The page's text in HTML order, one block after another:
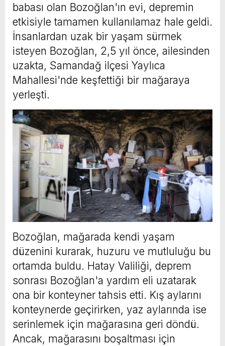
babası olan Bozoğlan'ın evi, depremin
etkisiyle tamamen kullanılamaz hale geldi.
İnsanlardan uzak bir yaşam sürmek
isteyen Bozoğlan, 2,5 yıl önce, ailesinden
uzakta, Samandağ ilçesi Yaylıca
Mahallesi'nde keşfettiği bir mağaraya
yerleşti.
Bozoğlan, mağarada kendi yaşam
düzenini kurarak, huzuru ve mutluluğu bu
ortamda buldu. Hatay Valiliği, deprem
sonrası Bozoğlan'a yardım eli uzatarak
ona bir konteyner tahsis etti. Kış aylarını
konteynerde geçirirken, yaz aylarında ise
serinlemek için mağarasına geri döndü.
Ancak, mağarasını boşaltması için